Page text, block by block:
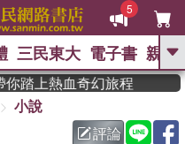
5
GO
東野圭吾
父親節 、 如果歷
三民東大 電子書 親子
踏上熱血奇幻旅程
小說
評論